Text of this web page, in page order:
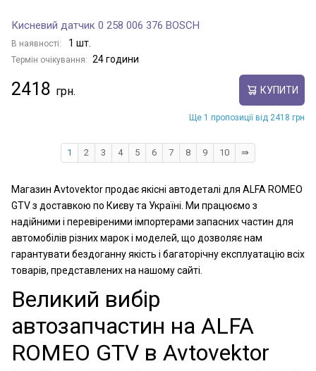
Кисневий датчик 0 258 006 376 BOSCH
В наявності: 1 шт.
Термін очікування: 24 години
2418 КУПИТИ
Ще 1 пропозиції від 2418 грн
1 2 3 4 5 6 7 8 9 10 ⇛
Магазин Avtovektor продає якісні автодеталі для ALFA ROMEO
GTV з доставкою по Києву та Україні. Ми працюємо з
надійними і перевіреними імпортерами запасних частин для
автомобілів різних марок і моделей, що дозволяє нам
гарантувати бездоганну якість і багаторічну експлуатацію всіх
товарів, представлених на нашому сайті.
Великий вибір
автозапчастин на ALFA
ROMEO GTV в Avtovektor